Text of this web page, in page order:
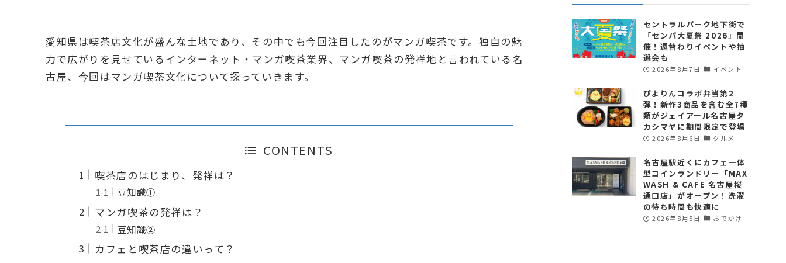
愛知県は喫茶店文化が盛んな土地であり、その中でも今回注目したのがマンガ喫茶です。独自の魅
力で広がりを見せているインターネット・マンガ喫茶業界、マンガ喫茶の発祥地と言われている名
古屋、今回はマンガ喫茶文化について探っていきます。
CONTENTS
喫茶店のはじまり、発祥は？
豆知識①
マンガ喫茶の発祥は？
豆知識②
カフェと喫茶店の違いって？
セントラルパーク地下街で
「センパ大夏祭 2026」開
催！週替わりイベントや抽
選会も
2026年8月7日 イベント
ぴよりんコラボ弁当第2
弾！新作3商品を含む全7種
類がジェイアール名古屋タ
カシマヤに期間限定で登場
2026年8月6日 グルメ
名古屋駅近くにカフェ一体
型コインランドリー「MAX
WASH & CAFE 名古屋桜
通口店」がオープン！洗濯
の待ち時間も快適に
2026年8月5日 おでかけ